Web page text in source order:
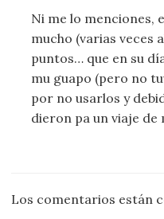
Ni me lo menciones,
mucho (varias veces
puntos… que en su
mu guapo (pero no
por no usarlos y
dieron pa un viaje de
Los comentarios están